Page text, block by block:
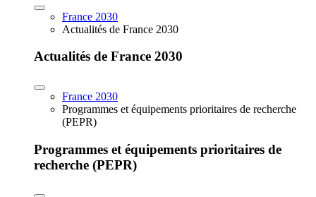
France 2030
Actualités de France 2030
Actualités de France 2030
France 2030
Programmes et équipements prioritaires de recherche
(PEPR)
Programmes et équipements prioritaires de
recherche (PEPR)